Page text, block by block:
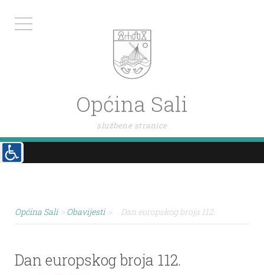
Općina Sali
službene stranice
Općina Sali > Obavijesti > Dan europskog broja 112.
Dan europskog broja 112.